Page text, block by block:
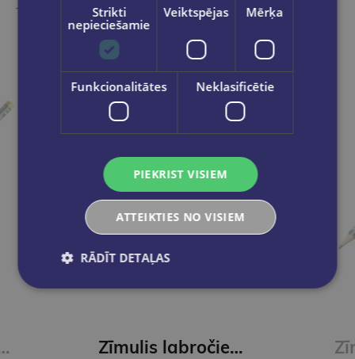
Take a look
S | HB Metallic zaļš Zīmulis labročiem STABILO EASYgraph S | metallic graphit HB
Strikti
nepieciešamie
Veiktspējas Mērķa
Funkcionalitātes Neklasificētie
PIEKRIST VISIEM
ATTEIKTIES NO VISIEM
RĀDĪT DETAĻAS